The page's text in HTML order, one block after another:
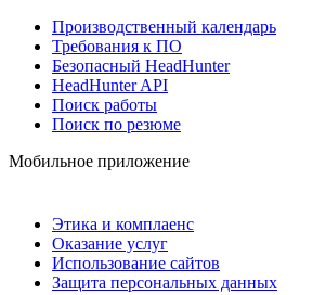
Производственный календарь
Требования к ПО
Безопасный HeadHunter
HeadHunter API
Поиск работы
Поиск по резюме
Мобильное приложение
Этика и комплаенс
Оказание услуг
Использование сайтов
Защита персональных данных